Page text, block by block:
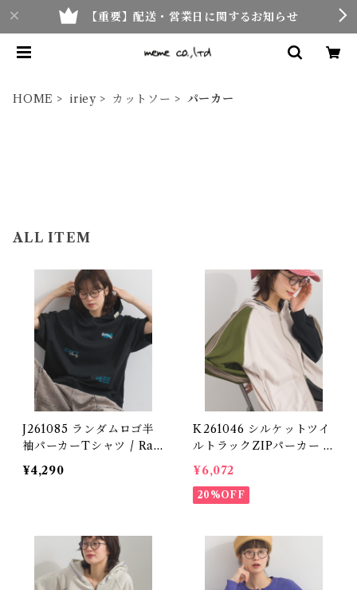
【重要】配送・営業日に関するお知らせ
HOME iriey カットソー パーカー
ALL ITEM
J261085 ランダムロゴ半
袖パーカーTシャツ / Ran
dom Logo Short Sleeve
Hoodie T-Shirt
¥4,290
K261046 シルケットツイ
ルトラックZIPパーカー /
Silket Twill Track Zip
Hoodie
¥6,072
20%OFF